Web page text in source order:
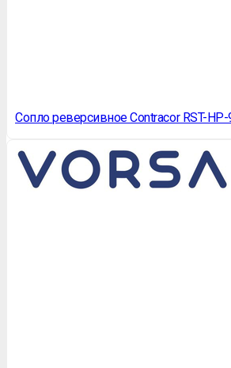
Сопло реверсивное Contracor RST-